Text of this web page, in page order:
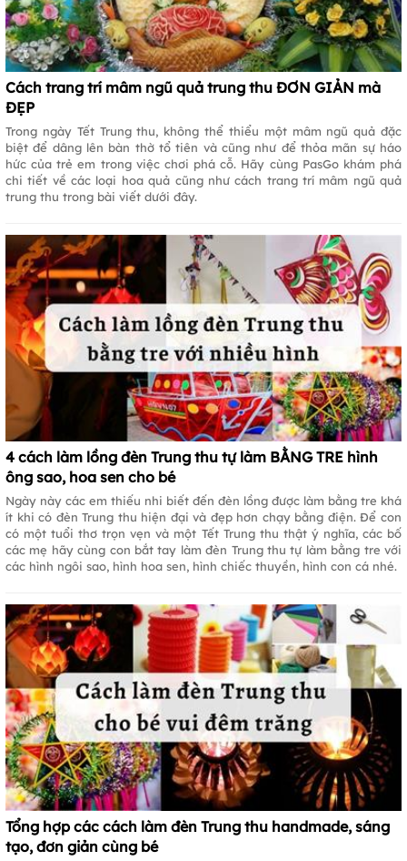
Cách trang trí mâm ngũ quả trung thu ĐƠN GIẢN mà
ĐẸP
Trong ngày Tết Trung thu, không thể thiểu một mâm ngũ quả đặc
biệt để dâng lên bàn thờ tổ tiên và cũng như để thỏa mãn sự háo
hức của trẻ em trong việc chơi phá cỗ. Hãy cùng PasGo khám phá
chi tiết về các loại hoa quả cũng như cách trang trí mâm ngũ quả
trung thu trong bài viết dưới đây.
4 cách làm lồng đèn Trung thu tự làm BẰNG TRE hình
ông sao, hoa sen cho bé
Ngày này các em thiếu nhi biết đến đèn lồng được làm bằng tre khá
ít khi có đèn Trung thu hiện đại và đẹp hơn chạy bằng điện. Để con
có một tuổi thơ trọn vẹn và một Tết Trung thu thật ý nghĩa, các bố
các mẹ hãy cùng con bắt tay làm đèn Trung thu tự làm bằng tre với
các hình ngôi sao, hình hoa sen, hình chiếc thuyền, hình con cá nhé.
Tổng hợp các cách làm đèn Trung thu handmade, sáng
tạo, đơn giản cùng bé